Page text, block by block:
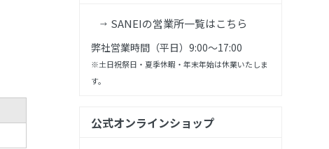
SANEIの営業所一覧はこちら
弊社営業時間（平日）9:00～17:00
※土日祝祭日・夏季休暇・年末年始は休業いたしま
す。
公式オンラインショップ